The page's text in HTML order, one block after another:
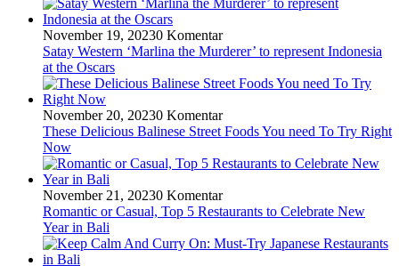
November 19, 20230 Komentar
Satay Western ‘Marlina the Murderer’ to represent Indonesia
at the Oscars
November 20, 20230 Komentar
These Delicious Balinese Street Foods You need To Try Right
Now
November 21, 20230 Komentar
Romantic or Casual, Top 5 Restaurants to Celebrate New
Year in Bali